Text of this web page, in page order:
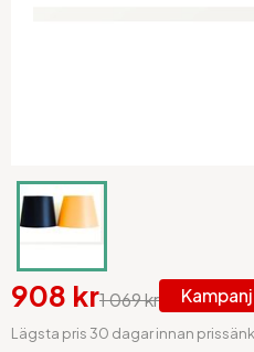
908 kr1 069 kr Kampanj
Lägsta pris 30 dagar innan